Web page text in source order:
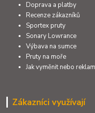
Doprava a platby
Recenze zákazníků
Sportex pruty
Sonary Lowrance
Výbava na sumce
Pruty na moře
Jak vyměnit nebo
Zákazníci využívají